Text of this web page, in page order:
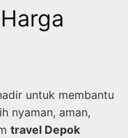
untuk membantu
nyaman, aman,
travel Depok